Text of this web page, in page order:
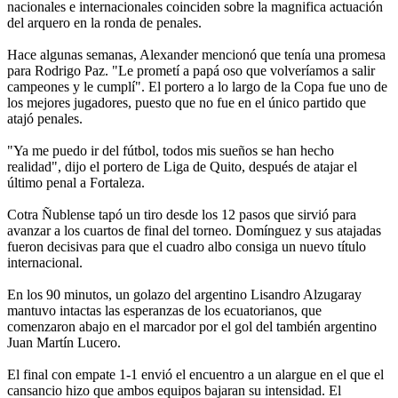
nacionales e internacionales coinciden sobre la magnifica actuación
del arquero en la ronda de penales.
Hace algunas semanas, Alexander mencionó que tenía una promesa
para Rodrigo Paz. "Le prometí a papá oso que volveríamos a salir
campeones y le cumplí". El portero a lo largo de la Copa fue uno de
los mejores jugadores, puesto que no fue en el único partido que
atajó penales.
"Ya me puedo ir del fútbol, todos mis sueños se han hecho
realidad", dijo el portero de Liga de Quito, después de atajar el
último penal a Fortaleza.
Cotra Ñublense tapó un tiro desde los 12 pasos que sirvió para
avanzar a los cuartos de final del torneo. Domínguez y sus atajadas
fueron decisivas para que el cuadro albo consiga un nuevo título
internacional.
En los 90 minutos, un golazo del argentino Lisandro Alzugaray
mantuvo intactas las esperanzas de los ecuatorianos, que
comenzaron abajo en el marcador por el gol del también argentino
Juan Martín Lucero.
El final con empate 1-1 envió el encuentro a un alargue en el que el
cansancio hizo que ambos equipos bajaran su intensidad. El